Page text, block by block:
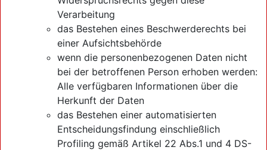
Verarbeitung
das Bestehen eines Beschwerderechts bei
einer Aufsichtsbehörde
wenn die personenbezogenen Daten nicht
bei der betroffenen Person erhoben werden:
Alle verfügbaren Informationen über die
Herkunft der Daten
das Bestehen einer automatisierten
Entscheidungsfindung einschließlich
Profiling gemäß Artikel 22 Abs.1 und 4 DS-